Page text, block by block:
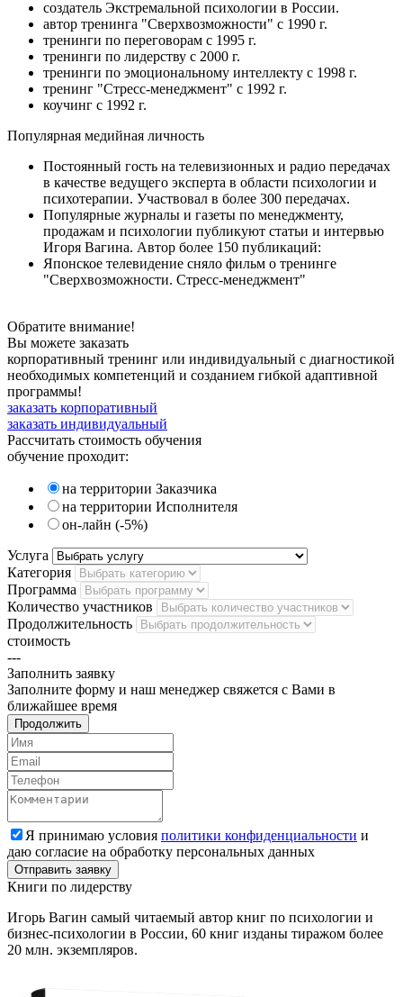
создатель Экстремальной психологии в России.
автор тренинга "Сверхвозможности" с 1990 г.
тренинги по переговорам с 1995 г.
тренинги по лидерству с 2000 г.
тренинги по эмоциональному интеллекту с 1998 г.
тренинг "Стресс-менеджмент" с 1992 г.
коучинг с 1992 г.
Популярная медийная личность
Постоянный гость на телевизионных и радио передачах
в качестве ведущего эксперта в области психологии и
психотерапии. Участвовал в более 300 передачах.
Популярные журналы и газеты по менеджменту,
продажам и психологии публикуют статьи и интервью
Игоря Вагина. Автор более 150 публикаций:
Японское телевидение сняло фильм о тренинге
"Сверхвозможности. Стресс-менеджмент"
Обратите внимание!
Вы можете заказать
корпоративный тренинг или индивидуальный с диагностикой
необходимых компетенций и созданием гибкой адаптивной
программы!
заказать корпоративный
заказать индивидуальный
Рассчитать стоимость обучения
обучение проходит:
на территории Заказчика
на территории Исполнителя
он-лайн (-5%)
Услуга
Категория
Программа
Количество участников
Продолжительность
стоимость
---
Заполнить заявку
Заполните форму и наш менеджер свяжется с Вами в
ближайшее время
Продолжить
Я принимаю условия политики конфиденциальности и
даю согласие на обработку персональных данных
Книги по лидерству
Игорь Вагин самый читаемый автор книг по психологии и
бизнес-психологии в России, 60 книг изданы тиражом более
20 млн. экземпляров.